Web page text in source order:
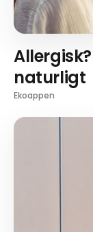
naturligt
Ekoappen